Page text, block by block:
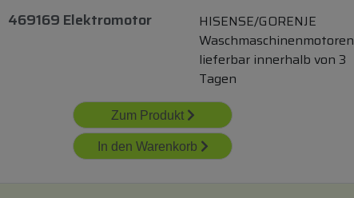
469169 Elektromotor
HISENSE/GORENJE
Waschmaschinenmotoren
lieferbar innerhalb von 3
Tagen
Zum Produkt
In den Warenkorb